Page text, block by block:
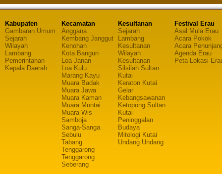
Kabupaten
Gambaran Umum
Sejarah
Wilayah
Lambang
Pemerintahan
Kepala Daerah
Kecamatan
Anggana
Kembang Janggut
Kenohan
Kota Bangun
Loa Janan
Loa Kulu
Marang Kayu
Muara Badak
Muara Jawa
Muara Kaman
Muara Muntai
Muara Wis
Samboja
Sanga-Sanga
Sebulu
Tabang
Tenggarong
Tenggarong
Seberang
Kesultanan
Sejarah
Lambang
Kesultanan
Wilayah
Kesultanan
Silsilah Sultan
Kutai
Keraton Kutai
Gelar
Kebangsawanan
Ketopong Sultan
Kutai
Peninggalan
Budaya
Mitologi Kutai
Undang Undang
Festival Erau
Asal Mula Erau
Acara Pokok
Acara
Agenda Erau
Peta Lokasi